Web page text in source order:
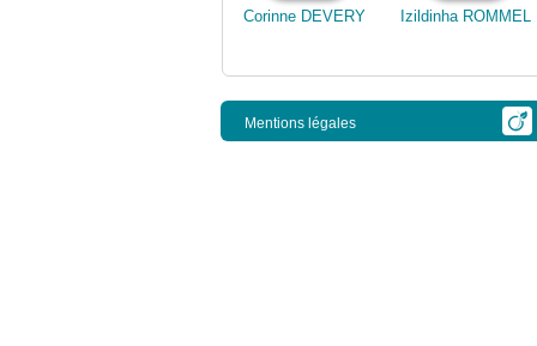
Corinne DEVERY Izildinha ROMMEL
Mentions légales